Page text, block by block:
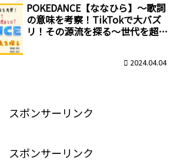
POKEDANCE【ななひら】～歌詞
の意味を考察！TikTokで大バズ
リ！その源流を探る～世代を超え
2024.04.04
スポンサーリンク
スポンサーリンク